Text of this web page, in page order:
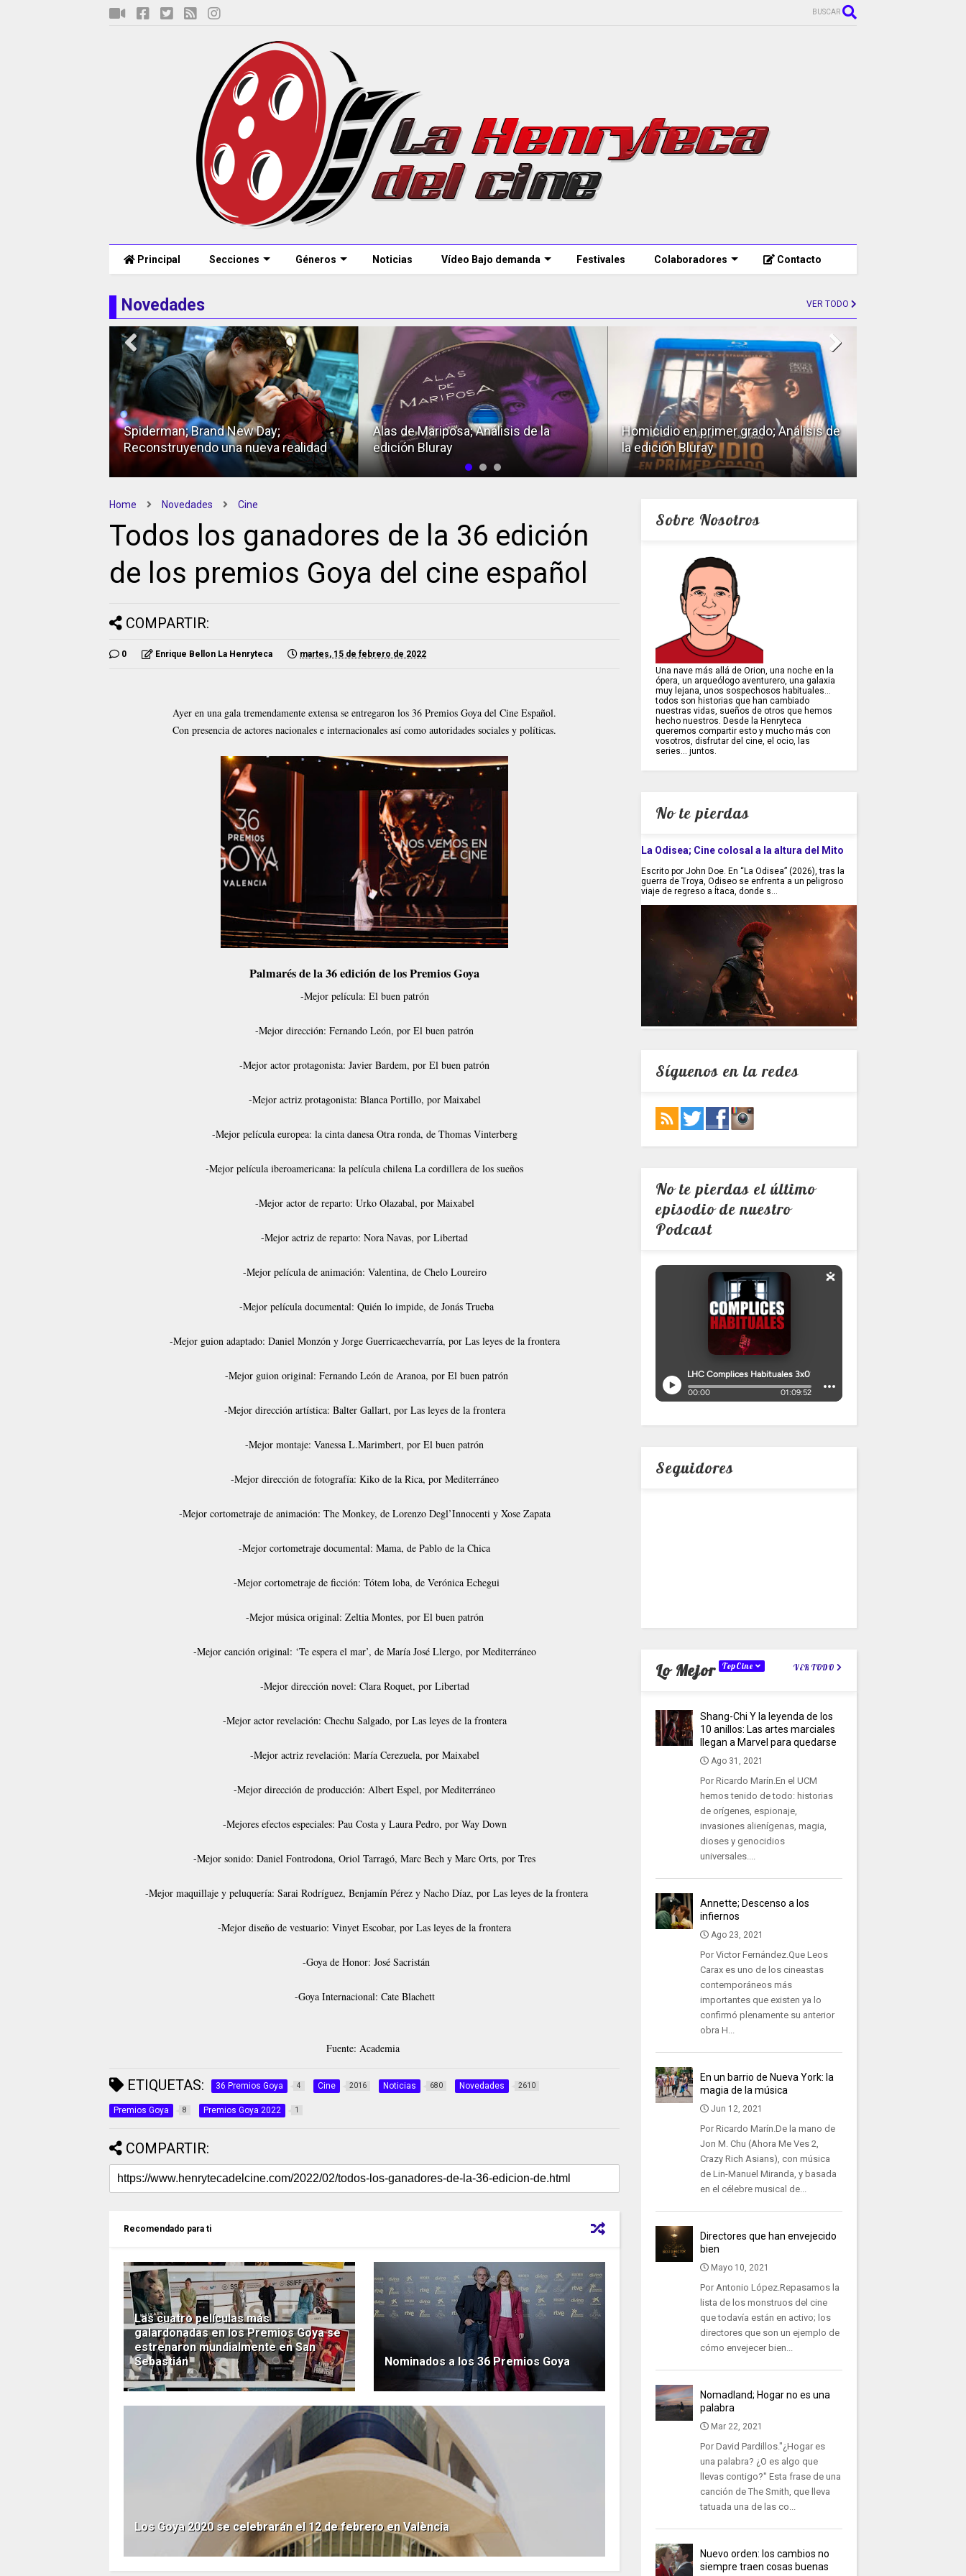
BUSCAR
Principal Secciones Géneros Noticias Vídeo Bajo demanda Festivales Colaboradores Contacto
Novedades VER TODO
Spiderman; Brand New Day;
Reconstruyendo una nueva realidad
Alas de Mariposa; Análisis de la
edición Bluray
Homicidio en primer grado; Análisis de
la edición Bluray
Home Novedades Cine
Todos los ganadores de la 36 edición
de los premios Goya del cine español
COMPARTIR:
0 Enrique Bellon La Henryteca martes, 15 de febrero de 2022
Ayer en una gala tremendamente extensa se entregaron los 36 Premios Goya del Cine Español.
Con presencia de actores nacionales e internacionales así como autoridades sociales y políticas.
Palmarés de la 36 edición de los Premios Goya
-Mejor película: El buen patrón
-Mejor dirección: Fernando León, por El buen patrón
-Mejor actor protagonista: Javier Bardem, por El buen patrón
-Mejor actriz protagonista: Blanca Portillo, por Maixabel
-Mejor película europea: la cinta danesa Otra ronda, de Thomas Vinterberg
-Mejor película iberoamericana: la película chilena La cordillera de los sueños
-Mejor actor de reparto: Urko Olazabal, por Maixabel
-Mejor actriz de reparto: Nora Navas, por Libertad
-Mejor película de animación: Valentina, de Chelo Loureiro
-Mejor película documental: Quién lo impide, de Jonás Trueba
-Mejor guion adaptado: Daniel Monzón y Jorge Guerricaechevarría, por Las leyes de la frontera
-Mejor guion original: Fernando León de Aranoa, por El buen patrón
-Mejor dirección artística: Balter Gallart, por Las leyes de la frontera
-Mejor montaje: Vanessa L.Marimbert, por El buen patrón
-Mejor dirección de fotografía: Kiko de la Rica, por Mediterráneo
-Mejor cortometraje de animación: The Monkey, de Lorenzo Degl’Innocenti y Xose Zapata
-Mejor cortometraje documental: Mama, de Pablo de la Chica
-Mejor cortometraje de ficción: Tótem loba, de Verónica Echegui
-Mejor música original: Zeltia Montes, por El buen patrón
-Mejor canción original: ‘Te espera el mar’, de María José Llergo, por Mediterráneo
-Mejor dirección novel: Clara Roquet, por Libertad
-Mejor actor revelación: Chechu Salgado, por Las leyes de la frontera
-Mejor actriz revelación: María Cerezuela, por Maixabel
-Mejor dirección de producción: Albert Espel, por Mediterráneo
-Mejores efectos especiales: Pau Costa y Laura Pedro, por Way Down
-Mejor sonido: Daniel Fontrodona, Oriol Tarragó, Marc Bech y Marc Orts, por Tres
-Mejor maquillaje y peluquería: Sarai Rodríguez, Benjamín Pérez y Nacho Díaz, por Las leyes de la frontera
-Mejor diseño de vestuario: Vinyet Escobar, por Las leyes de la frontera
-Goya de Honor: José Sacristán
-Goya Internacional: Cate Blachett
Fuente: Academia
ETIQUETAS: 36 Premios Goya 4 Cine 2016 Noticias 680 Novedades 2610
Premios Goya 8 Premios Goya 2022 1
COMPARTIR:
Recomendado para ti
Las cuatro películas más
galardonadas en los Premios Goya se
estrenaron mundialmente en San
Sebastián
Nominados a los 36 Premios Goya
Los Goya 2020 se celebrarán el 12 de febrero en València
Sobre Nosotros
Una nave más allá de Orion, una noche en la
ópera, un arqueólogo aventurero, una galaxia
muy lejana, unos sospechosos habituales...
todos son historias que han cambiado
nuestras vidas, sueños de otros que hemos
hecho nuestros. Desde la Henryteca
queremos compartir esto y mucho más con
vosotros, disfrutar del cine, el ocio, las
series... juntos.
No te pierdas
La Odisea; Cine colosal a la altura del Mito
Escrito por John Doe. En “La Odisea” (2026), tras la
guerra de Troya, Odiseo se enfrenta a un peligroso
viaje de regreso a Ítaca, donde s...
Síguenos en la redes
No te pierdas el último
episodio de nuestro
Podcast
Seguidores
Lo Mejor TopCine VER TODO
Shang-Chi Y la leyenda de los
10 anillos: Las artes marciales
llegan a Marvel para quedarse
Ago 31, 2021
Por Ricardo Marín.En el UCM
hemos tenido de todo: historias
de orígenes, espionaje,
invasiones alienígenas, magia,
dioses y genocidios
universales....
Annette; Descenso a los
infiernos
Ago 23, 2021
Por Victor Fernández.Que Leos
Carax es uno de los cineastas
contemporáneos más
importantes que existen ya lo
confirmó plenamente su anterior
obra H...
En un barrio de Nueva York: la
magia de la música
Jun 12, 2021
Por Ricardo Marín.De la mano de
Jon M. Chu (Ahora Me Ves 2,
Crazy Rich Asians), con música
de Lin-Manuel Miranda, y basada
en el célebre musical de...
Directores que han envejecido
bien
Mayo 10, 2021
Por Antonio López.Repasamos la
lista de los monstruos del cine
que todavía están en activo; los
directores que son un ejemplo de
cómo envejecer bien...
Nomadland; Hogar no es una
palabra
Mar 22, 2021
Por David Pardillos."¿Hogar es
una palabra? ¿O es algo que
llevas contigo?" Esta frase de una
canción de The Smith, que lleva
tatuada una de las co...
Nuevo orden: los cambios no
siempre traen cosas buenas